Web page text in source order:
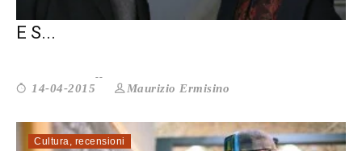
NANNI MORETTI: TUTTO SU MIA MADRE
E S...
14-04-2015 Maurizio Ermisino
Cultura, recensioni